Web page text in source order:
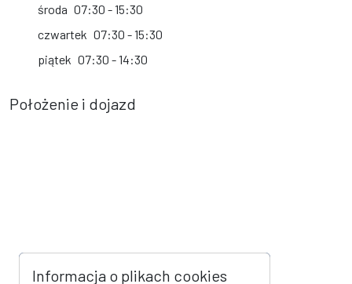
środa 07:30 - 15:30
czwartek 07:30 - 15:30
piątek 07:30 - 14:30
Położenie i dojazd
Informacja o plikach cookies